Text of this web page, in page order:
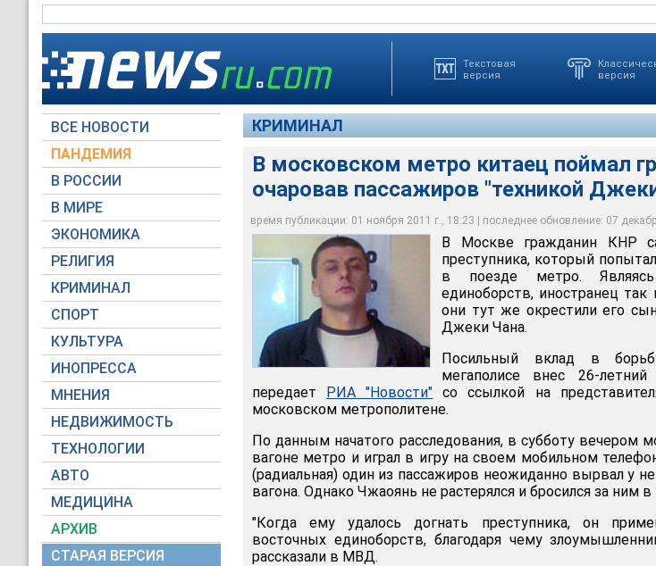
Текстовая
версия
версия
ВСЕ НОВОСТИ
ПАНДЕМИЯ
В РОССИИ
В МИРЕ
ЭКОНОМИКА
РЕЛИГИЯ
КРИМИНАЛ
СПОРТ
КУЛЬТУРА
ИНОПРЕССА
МНЕНИЯ
НЕДВИЖИМОСТЬ
ТЕХНОЛОГИИ
АВТО
МЕДИЦИНА
АРХИВ
СТАРАЯ ВЕРСИЯ
КРИМИНАЛ
В московском метро китаец поймал
очаровав пассажиров "техникой
время публикации: 01 ноября 2011 г., 18:23 | последнее обновление: 07
Дежурившие на платформе полицейские доставили
внутренних дел
ГУ МВД России по г.Москве В Москве гражданин КНР
преступника, который
в поезде метро.
единоборств, иностранец так
они тут же окрестили его
Джеки Чана.
Посильный вклад в
мегаполисе внес 26-
передает РИА "Новости" со ссылкой на
московском метрополитене.
По данным начатого расследования, в субботу вечером
вагоне метро и играл в игру на своем мобильном
(радиальная) один из пассажиров неожиданно вырвал у
вагона. Однако Чжаоянь не растерялся и бросился за ним
"Когда ему удалось догнать преступника, он
восточных единоборств, благодаря чему
рассказали в МВД.